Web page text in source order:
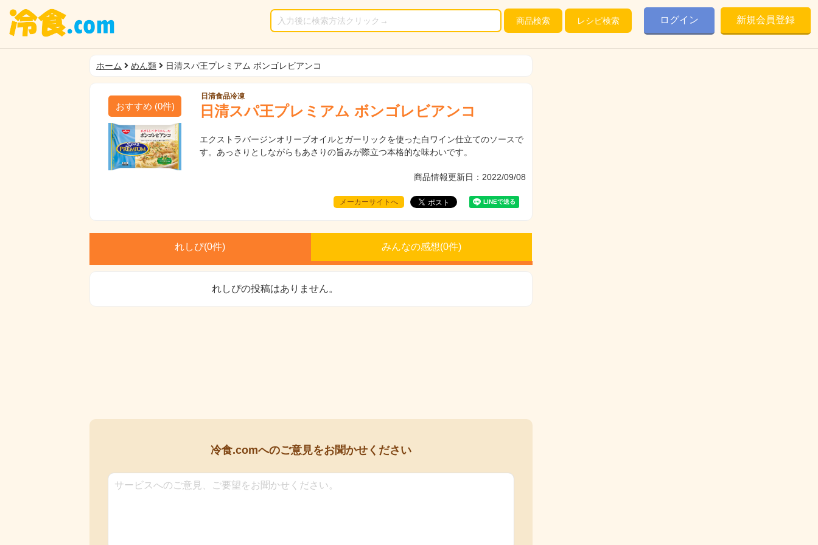
商品検索 レシピ検索 ログイン 新規会員登録
ホーム めん類 日清スパ王プレミアム ボンゴレビアンコ
おすすめ (0件)
日清食品冷凍
日清スパ王プレミアム ボンゴレビアンコ
エクストラバージンオリーブオイルとガーリックを使った白ワイン仕立てのソースで
す。あっさりとしながらもあさりの旨みが際立つ本格的な味わいです。
商品情報更新日：2022/09/08
メーカーサイトへ
れしぴ(0件) みんなの感想(0件)
れしぴの投稿はありません。
冷食.comへのご意見をお聞かせください